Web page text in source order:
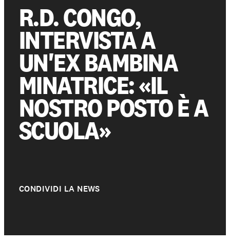
Partecipa
Sostienici
Shop solidale
NEWS E STORIE
PRESSROOM
R.D. CONGO,
INTERVISTA A
UN'EX BAMBINA
MINATRICE: «IL
NOSTRO POSTO È A
SCUOLA»
CONDIVIDI LA NEWS